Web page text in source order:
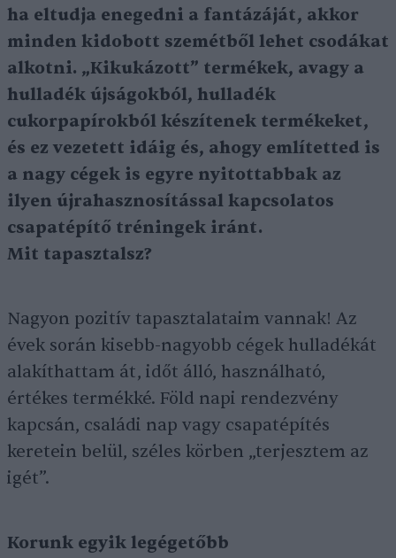
ha eltudja enegedni a fantázáját, akkor
minden kidobott szemétből lehet csodákat
alkotni. „Kikukázott” termékek, avagy a
hulladék újságokból, hulladék
cukorpapírokból készítenek termékeket,
és ez vezetett idáig és, ahogy említetted is
a nagy cégek is egyre nyitottabbak az
ilyen újrahasznosítással kapcsolatos
csapatépítő tréningek iránt.
Mit tapasztalsz?
Nagyon pozitív tapasztalataim vannak! Az
évek során kisebb-nagyobb cégek hulladékát
alakíthattam át, időt álló, használható,
értékes termékké. Föld napi rendezvény
kapcsán, családi nap vagy csapatépítés
keretein belül, széles körben „terjesztem az
igét”.
Korunk egyik legégetőbb